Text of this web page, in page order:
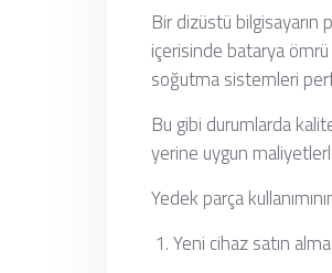
Bir dizüstü bilgisayarın
içerisinde batarya ömrü
soğutma sistemleri
Bu gibi durumlarda
yerine uygun
Yedek parça
Yeni cihaz satın